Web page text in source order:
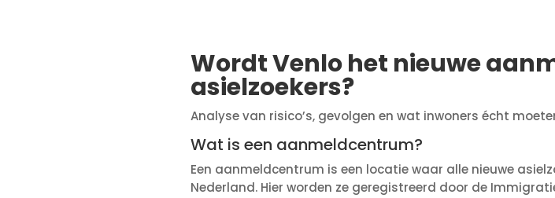
Wordt Venlo het nieuwe
asielzoekers?
Analyse van risico’s, gevolgen en wat inwoners écht
Wat is een aanmeldcentrum?
Een aanmeldcentrum is een locatie waar alle nieuwe
Nederland. Hier worden ze geregistreerd door de